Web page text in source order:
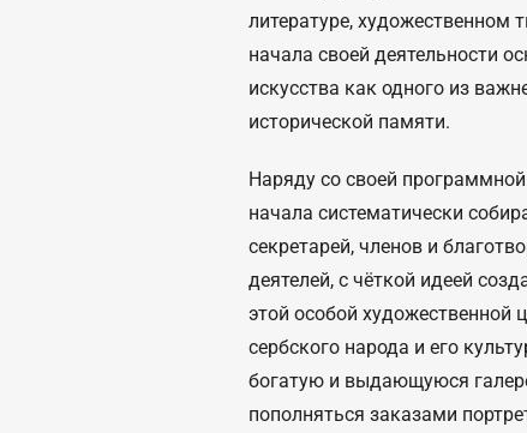
литературе, художественном
начала своей деятельности
искусства как одного из
исторической памяти.
Наряду со своей
начала систематически
секретарей, членов и
деятелей, с чёткой идеей
этой особой художественной
сербского народа и его
богатую и выдающуюся
пополняться заказами